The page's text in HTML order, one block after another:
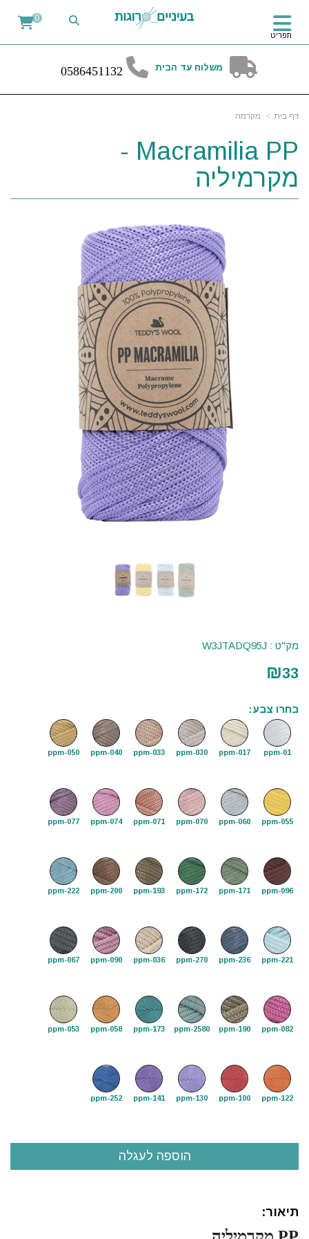
תפריט
0
משלוח עד הבית 0586451132
דף בית מקרמה
Macramilia PP -
מקרמיליה
מק"ט : W3JTADQ95J
₪33
בחרו צבע:
ppm-01
ppm-017
ppm-030
ppm-033
ppm-040
ppm-050
ppm-055
ppm-060
ppm-070
ppm-071
ppm-074
ppm-077
ppm-096
ppm-171
ppm-172
ppm-193
ppm-200
ppm-222
ppm-221
ppm-236
ppm-270
ppm-036
ppm-090
ppm-067
ppm-082
ppm-190
ppm-2580
ppm-173
ppm-058
ppm-053
ppm-122
ppm-100
ppm-130
ppm-141
ppm-252
תיאור: